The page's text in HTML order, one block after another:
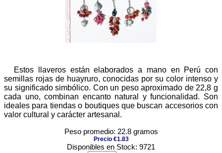
Estos llaveros están elaborados a mano en Perú con
semillas rojas de huayruro, conocidas por su color intenso y
su significado simbólico. Con un peso aproximado de 22,8 g
cada uno, combinan encanto natural y funcionalidad. Son
ideales para tiendas o boutiques que buscan accesorios con
valor cultural y carácter artesanal.
Peso promedio: 22.8 gramos
Precio €1.83
Disponibles en Stock: 9721